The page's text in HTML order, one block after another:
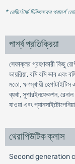
* রেজিস্টার্ড চিকিৎসকের পরামর্শ
পার্শ্ব প্রতিক্রিয়া
সেফাক্লর গ্রহণকারী কিছু
ডায়রিয়া, বমি বমি ভাব এবং
মতো, ক্ষণস্থায়ী
ব্যথা, সুপারইনফেকশন,
যাওয়া এবং
থেরাপিউটিক ক্লাস
Second generation